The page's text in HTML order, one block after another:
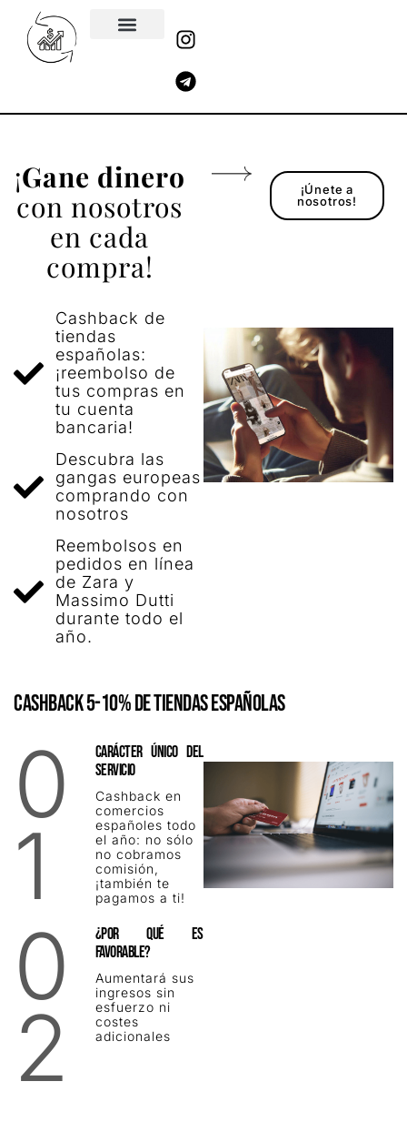
contenido
n
t
g
e
e
r
¡Gane dinero
con nosotros
en cada
compra!
¡Únete a
nosotros!
Cashback de
tiendas
españolas:
¡reembolso de
tus compras en
tu cuenta
bancaria!
Descubra las
gangas europeas
comprando con
nosotros
Reembolsos en
pedidos en línea
de Zara y
Massimo Dutti
durante todo el
año.
CASHBACK 5-10% DE TIENDAS ESPAÑOLAS
0
1
CARÁCTER ÚNICO DEL
SERVICIO
Cashback en
comercios
españoles todo
el año: no sólo
no cobramos
comisión,
¡también te
pagamos a ti!
0
2
¿POR QUÉ ES
FAVORABLE?
Aumentará sus
ingresos sin
esfuerzo ni
costes
adicionales